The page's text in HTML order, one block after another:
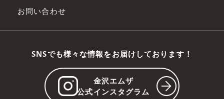
お問い合わせ
SNSでも様々な情報をお届けしております！
金沢エムザ
公式インスタグラム